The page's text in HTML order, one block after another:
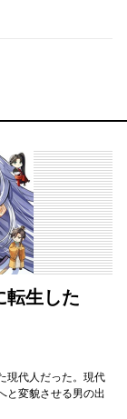
転生した
現代人だった。現代
と変貌させる男の出